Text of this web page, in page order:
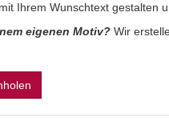
Ihrem Wunschtext gestalten
eigenen Motiv? Wir